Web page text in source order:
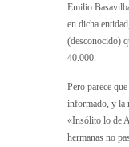
Emilio
en dicha
(desconocido)
40.000.
Pero parece
informado, y la
«Insólito lo de
hermanas no